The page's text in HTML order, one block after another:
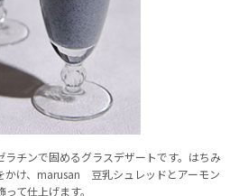
チンで固めるグラスデザートです。はちみ
かけ、marusan 豆乳シュレッドとアーモン
て仕上げます。